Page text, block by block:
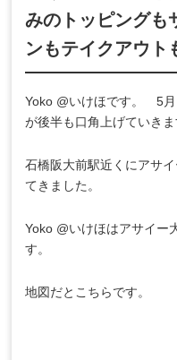
みのトッピングも
ンもテイクアウト
Yoko @いけほです。 5月
が後半も口角上げていきま
石橋阪大前駅近くにアサ
てきました。
Yoko @いけほはアサイー
す。
地図だとこちらです。